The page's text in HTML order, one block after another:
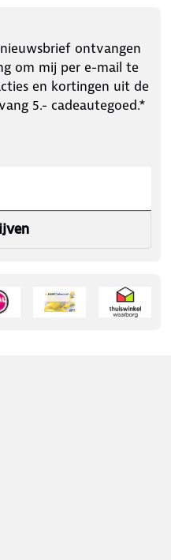
ontvangen
om mij per e-mail te
en kortingen uit de
5.- cadeautegoed.*